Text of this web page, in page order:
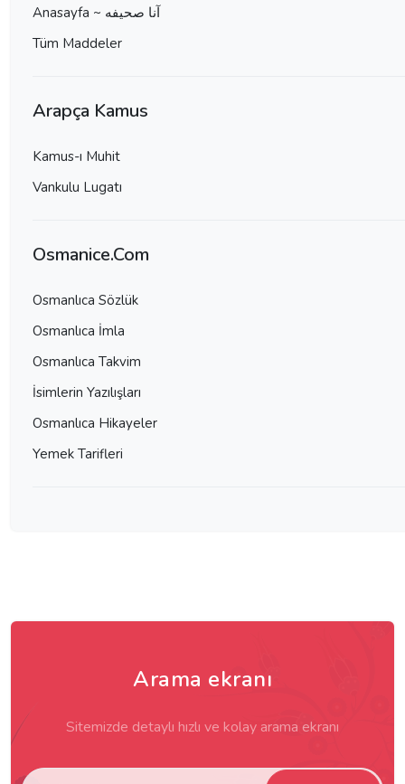
Anasayfa ~ آنا صحيفه
Tüm Maddeler
Arapça Kamus
Kamus-ı Muhit
Vankulu Lugatı
Osmanice.Com
Osmanlıca Sözlük
Osmanlıca İmla
Osmanlıca Takvim
İsimlerin Yazılışları
Osmanlıca Hikayeler
Yemek Tarifleri
Arama ekranı
Sitemizde detaylı hızlı ve kolay arama ekranı